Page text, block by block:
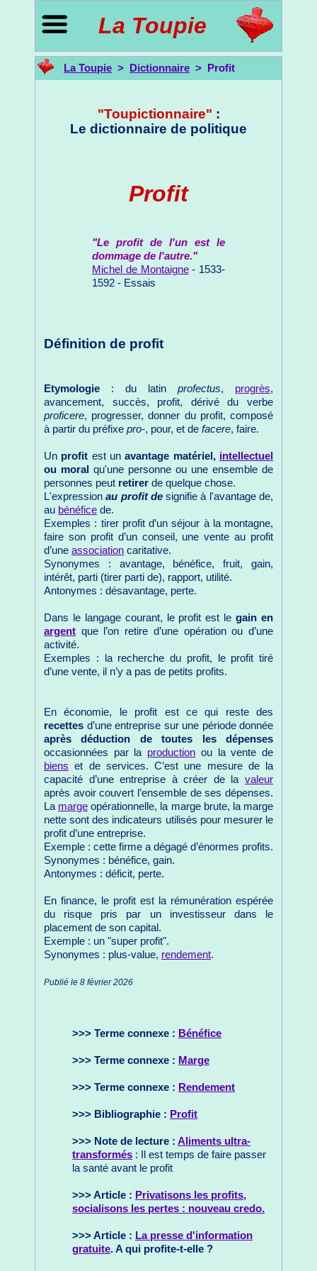
La Toupie
La Toupie > Dictionnaire > Profit
"Toupictionnaire" :
Le dictionnaire de politique
Profit
"Le profit de l'un est le
dommage de l'autre."
Michel de Montaigne- 1533-
1592 - Essais
Définition de profit
Etymologie : du latin profectus, progrès,
avancement, succès, profit, dérivé du verbe
proficere, progresser, donner du profit, composé
à partir du préfixe pro-, pour, et de facere, faire.
Un profit est unavantage matériel, intellectuel
ou moral qu'une personne ou une ensemble de
personnes peut retirer de quelque chose.
L'expressionau profit designifie à l'avantage de,
au bénéfice de.
Exemples : tirer profit d’un séjour à la montagne,
faire son profit d’un conseil, une vente au profit
d’une association caritative.
Synonymes : avantage, bénéfice, fruit, gain,
intérêt, parti (tirer parti de), rapport, utilité.
Antonymes : désavantage, perte.
Dans le langage courant, le profit est legain en
argent que l’on retire d’une opération ou d’une
activité.
Exemples : la recherche du profit, le profit tiré
d’une vente, il n’y a pas de petits profits.
En économie, le profit est ce qui reste des
recettes d’une entreprise sur une période donnée
après déduction de toutes les dépenses
occasionnées par la production ou la vente de
biens et de services. C’est une mesure de la
capacité d’une entreprise à créer de la valeur
après avoir couvert l’ensemble de ses dépenses.
La marge opérationnelle, la marge brute, la marge
nette sont des indicateurs utilisés pour mesurer le
profit d’une entreprise.
Exemple : cette firme a dégagé d’énormes profits.
Synonymes : bénéfice, gain.
Antonymes : déficit, perte.
En finance, le profit est la rémunération espérée
du risque pris par un investisseur dans le
placement de son capital.
Exemple : un "super profit".
Synonymes : plus-value, rendement.
Publié le 8 février 2026
>>> Terme connexe : Bénéfice
>>> Terme connexe : Marge
>>> Terme connexe : Rendement
>>> Bibliographie : Profit
>>> Note de lecture : Aliments ultra-
transformés : Il est temps de faire passer
la santé avant le profit
>>> Article : Privatisons les profits,
socialisons les pertes : nouveau credo.
>>> Article : La presse d'information
gratuite. A qui profite-t-elle ?